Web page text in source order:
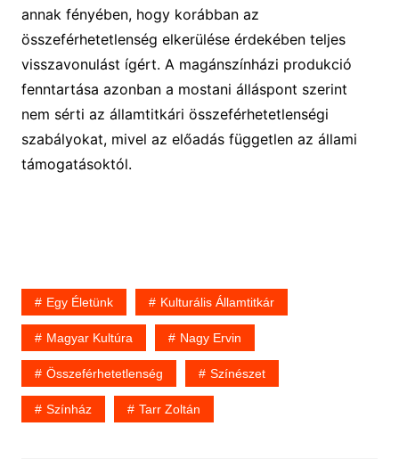
annak fényében, hogy korábban az
összeférhetetlenség elkerülése érdekében teljes
visszavonulást ígért. A magánszínházi produkció
fenntartása azonban a mostani álláspont szerint
nem sérti az államtitkári összeférhetetlenségi
szabályokat, mivel az előadás független az állami
támogatásoktól.
Egy Életünk Kulturális Államtitkár
Magyar Kultúra Nagy Ervin
Összeférhetetlenség Színészet
Színház Tarr Zoltán